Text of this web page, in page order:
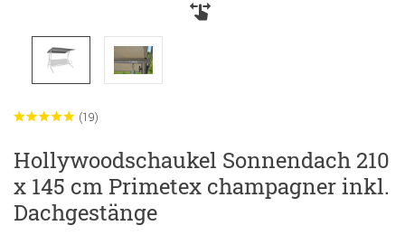
(19)
Hollywoodschaukel Sonnendach 210
x 145 cm Primetex champagner inkl.
Dachgestänge